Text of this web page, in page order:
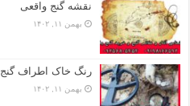
نقشه گنج واقعی
بهمن ۱۱, ۱۴۰۲
رنگ خاک اطراف گنج
بهمن ۱۱, ۱۴۰۲